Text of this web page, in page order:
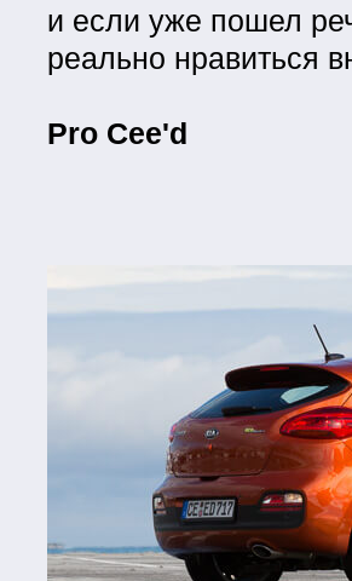
и если уже пошел
реально нравиться
Pro Cee'd